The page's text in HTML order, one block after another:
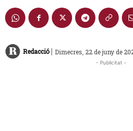
Redacció | Dimecres, 22 de juny de
- Publicitat -